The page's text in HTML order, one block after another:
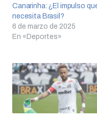
Canarinha: ¿El impulso
necesita Brasil?
6 de marzo de 2025
En «Deportes»